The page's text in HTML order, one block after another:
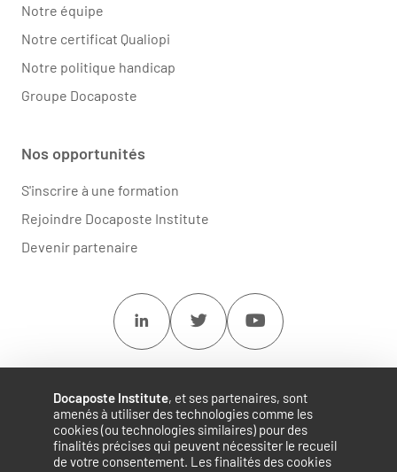
Docaposte Institute, et ses partenaires, sont
amenés à utiliser des technologies comme les
cookies (ou technologies similaires) pour des
finalités précises qui peuvent nécessiter le recueil
de votre consentement. Les finalités des cookies
Notre équipe
Notre certificat Qualiopi
Notre politique handicap
Groupe Docaposte
Nos opportunités
S'inscrire à une formation
Rejoindre Docaposte Institute
Devenir partenaire
Linkedin Twitter Youtube